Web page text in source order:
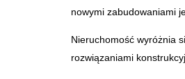
nowymi zabudowaniami
Nieruchomość wyróżnia
rozwiązaniami